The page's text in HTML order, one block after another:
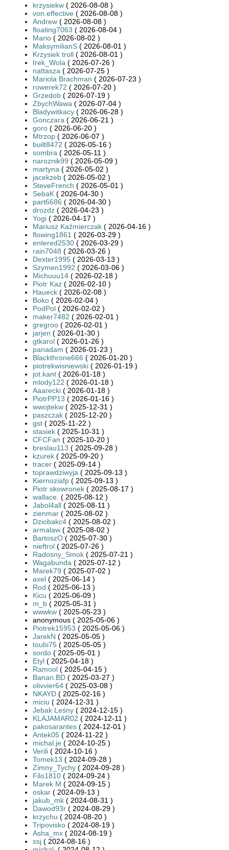
krzysiekw ( 2026-08-08 )
von.effective ( 2026-08-08 )
Andrew ( 2026-08-08 )
floating7063 ( 2026-08-04 )
Mario ( 2026-08-02 )
MaksymilianS ( 2026-08-01 )
Krzysiek troll ( 2026-08-01 )
Irek_Wola ( 2026-07-26 )
nattasza ( 2026-07-25 )
Mariola Brachman ( 2026-07-23 )
rowerek72 ( 2026-07-20 )
Grzedob ( 2026-07-19 )
ZbychWawa ( 2026-07-04 )
Bladywitkacy ( 2026-06-28 )
Gonczara ( 2026-06-21 )
goro ( 2026-06-20 )
Mtrzop ( 2026-06-07 )
built8472 ( 2026-05-16 )
sombra ( 2026-05-11 )
naroznik99 ( 2026-05-09 )
martyna ( 2026-05-02 )
jacekzeb ( 2026-05-02 )
SteveFrench ( 2026-05-01 )
SebaK ( 2026-04-30 )
part6686 ( 2026-04-30 )
drozdz ( 2026-04-23 )
Yogi ( 2026-04-17 )
Mariusz Kaźmierczak ( 2026-04-16 )
flowing1861 ( 2026-03-29 )
entered2530 ( 2026-03-29 )
rain7048 ( 2026-03-26 )
Dexter1995 ( 2026-03-13 )
Szymen1992 ( 2026-03-06 )
Michuuu14 ( 2026-02-18 )
Piotr Kaz ( 2026-02-10 )
Haueck ( 2026-02-08 )
Boko ( 2026-02-04 )
PodPol ( 2026-02-02 )
maker7482 ( 2026-02-01 )
gregroo ( 2026-02-01 )
jarjen ( 2026-01-30 )
gtkarol ( 2026-01-26 )
panadam ( 2026-01-23 )
Blackthrone666 ( 2026-01-20 )
piotrekwisniewski ( 2026-01-19 )
jot.kant ( 2026-01-18 )
mlody122 ( 2026-01-18 )
Aaarecki ( 2026-01-18 )
PiotrPP13 ( 2026-01-16 )
wwojtekw ( 2025-12-31 )
paszczak ( 2025-12-20 )
gst ( 2025-11-22 )
stasiek ( 2025-10-31 )
CFCFan ( 2025-10-20 )
breslau113 ( 2025-09-28 )
kzurek ( 2025-09-20 )
tracer ( 2025-09-14 )
toprawdziwyja ( 2025-09-13 )
Kiernoziafp ( 2025-09-13 )
Piotr skowronek ( 2025-08-17 )
wallace. ( 2025-08-12 )
Jabol4all ( 2025-08-11 )
zienmar ( 2025-08-02 )
Dziobakc4 ( 2025-08-02 )
armalaw ( 2025-08-02 )
BartoszO ( 2025-07-30 )
nieftrol ( 2025-07-26 )
Radosny_Smok ( 2025-07-21 )
Wagabunda ( 2025-07-12 )
Marek79 ( 2025-07-02 )
axel ( 2025-06-14 )
Rod ( 2025-06-13 )
Kicu ( 2025-06-09 )
m_b ( 2025-05-31 )
wwwkw ( 2025-05-23 )
anonymous ( 2025-05-06 )
Piotrek15953 ( 2025-05-06 )
JarekN ( 2025-05-05 )
toubi75 ( 2025-05-05 )
sordo ( 2025-05-01 )
Etyl ( 2025-04-18 )
Ramool ( 2025-04-15 )
Banan.BD ( 2025-03-27 )
olivvier64 ( 2025-03-08 )
NKAYD ( 2025-02-16 )
miciu ( 2024-12-31 )
Jebak Leśny ( 2024-12-15 )
KLAJAMAR02 ( 2024-12-11 )
pakosarantes ( 2024-12-01 )
Antek05 ( 2024-11-22 )
michal.je ( 2024-10-25 )
Verili ( 2024-10-16 )
Tomek13 ( 2024-09-28 )
Zimny_Tychy ( 2024-09-28 )
Filo1810 ( 2024-09-24 )
Marek M ( 2024-09-15 )
oskar ( 2024-09-13 )
jakub_mk ( 2024-08-31 )
Dawod93r ( 2024-08-29 )
krzychu ( 2024-08-20 )
Tripovisko ( 2024-08-19 )
Asha_mx ( 2024-08-19 )
ssj ( 2024-08-16 )